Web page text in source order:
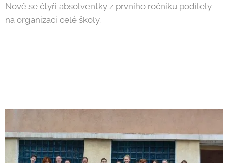
Nově se čtyři absolventky z prvního ročníku podílely
na organizaci celé školy.